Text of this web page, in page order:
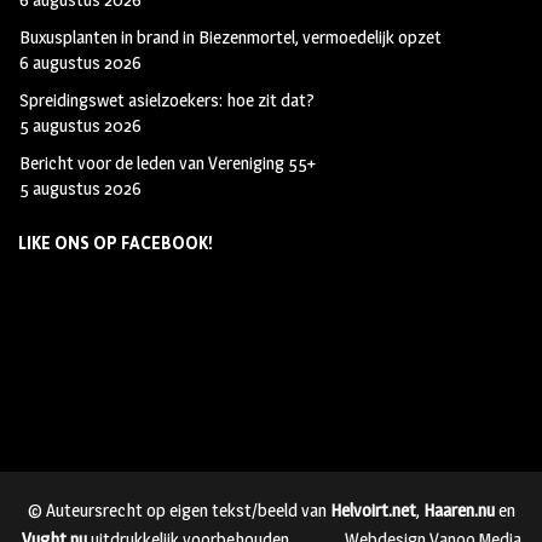
Buxusplanten in brand in Biezenmortel, vermoedelijk opzet
6 augustus 2026
Spreidingswet asielzoekers: hoe zit dat?
5 augustus 2026
Bericht voor de leden van Vereniging 55+
5 augustus 2026
LIKE ONS OP FACEBOOK!
© Auteursrecht op eigen tekst/beeld van Helvoirt.net, Haaren.nuen